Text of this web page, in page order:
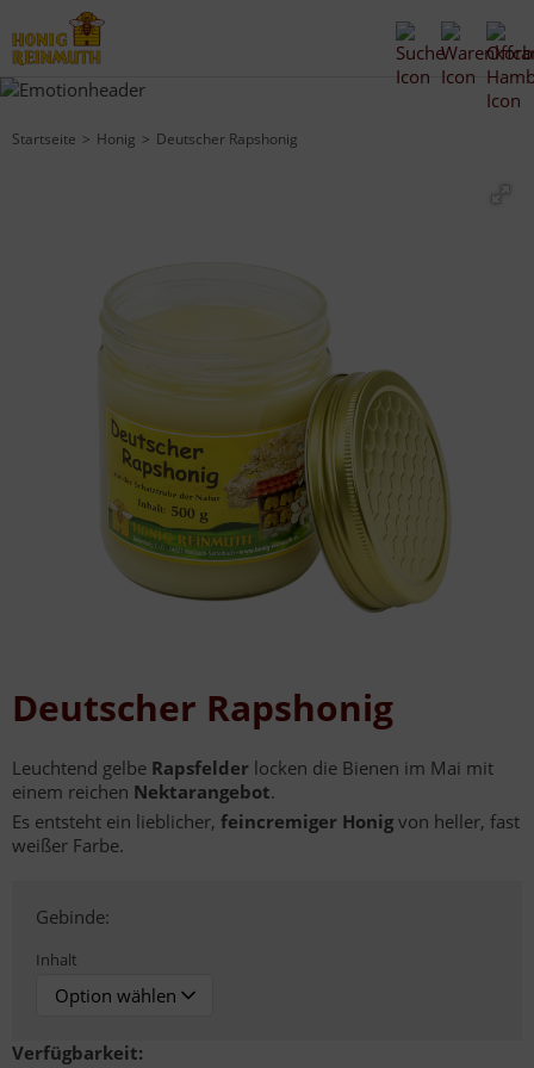
Startseite Honig Deutscher Rapshonig
Deutscher Rapshonig
Leuchtend gelbe Rapsfelder locken die Bienen im Mai mit
einem reichen Nektarangebot.
Es entsteht ein lieblicher, feincremiger Honig von heller, fast
weißer Farbe.
Gebinde:
Inhalt
Verfügbarkeit: